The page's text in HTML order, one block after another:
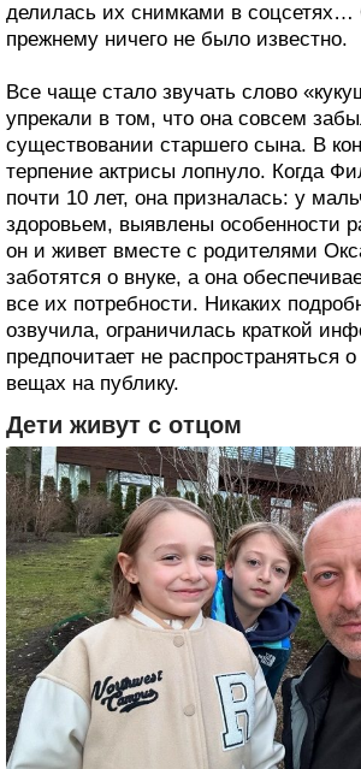
делилась их снимками в
прежнему ничего не было известно.
Все чаще стало звучать слово
упрекали в том, что она совсем
существовании старшего сына. В
терпение актрисы лопнуло. Когда
почти 10 лет, она призналась: у
здоровьем, выявлены особенности
он и живет вместе с родителями
заботятся о внуке, а она
все их потребности. Никаких
озвучила, ограничилась краткой
предпочитает не распространяться
вещах на публику.
Дети живут с отцом